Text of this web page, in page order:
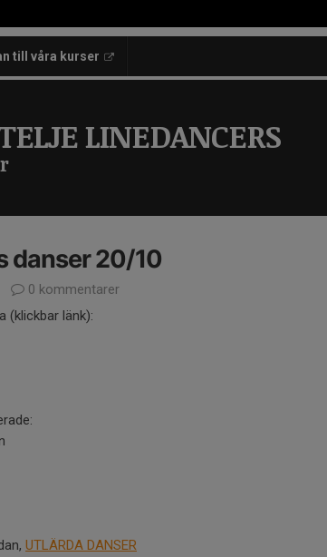
till våra kurser
LINEDANCERS
danser 20/10
0 kommentarer
(klickbar länk):
UTLÄRDA DANSER